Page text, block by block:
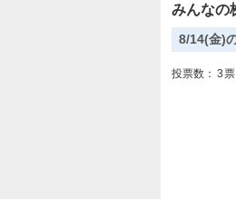
みんなの
8/14(金)
投票数： 3票